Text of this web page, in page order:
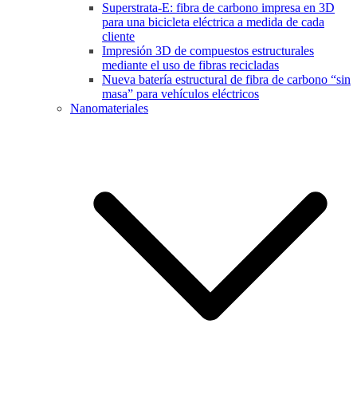
Superstrata-E: fibra de carbono impresa en 3D
para una bicicleta eléctrica a medida de cada
cliente
Impresión 3D de compuestos estructurales
mediante el uso de fibras recicladas
Nueva batería estructural de fibra de carbono “sin
masa” para vehículos eléctricos
Nanomateriales